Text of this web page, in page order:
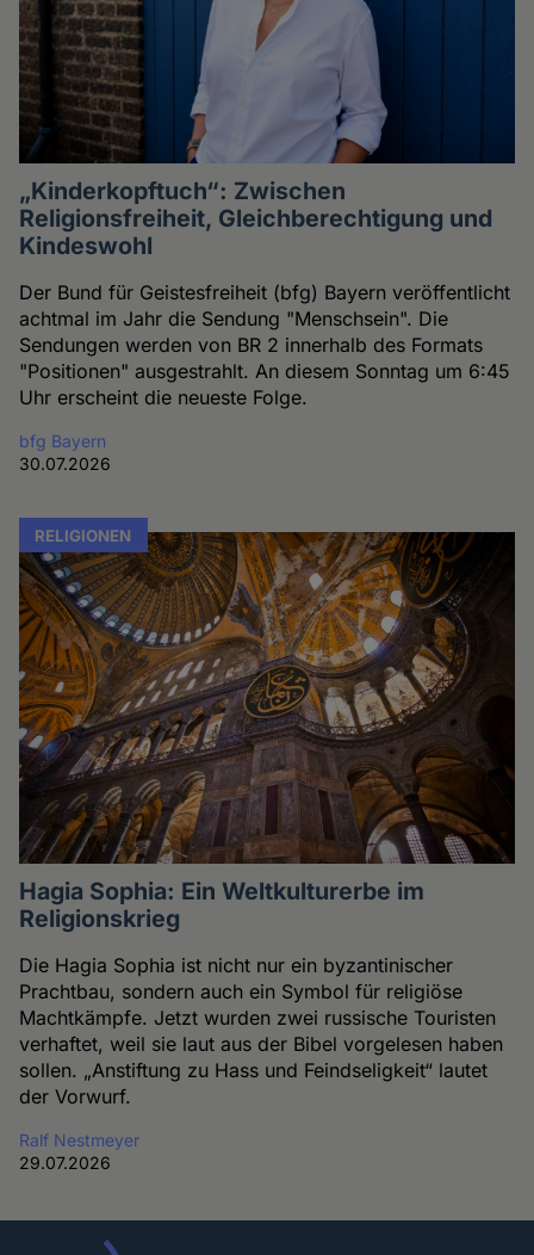
„Kinderkopftuch“: Zwischen
Religionsfreiheit, Gleichberechtigung und
Kindeswohl
Der Bund für Geistesfreiheit (bfg) Bayern veröffentlicht
achtmal im Jahr die Sendung "Menschsein". Die
Sendungen werden von BR 2 innerhalb des Formats
"Positionen" ausgestrahlt. An diesem Sonntag um 6:45
Uhr erscheint die neueste Folge.
bfg Bayern
30.07.2026
RELIGIONEN
Hagia Sophia: Ein Weltkulturerbe im
Religionskrieg
Die Hagia Sophia ist nicht nur ein byzantinischer
Prachtbau, sondern auch ein Symbol für religiöse
Machtkämpfe. Jetzt wurden zwei russische Touristen
verhaftet, weil sie laut aus der Bibel vorgelesen haben
sollen. „Anstiftung zu Hass und Feindseligkeit“ lautet
der Vorwurf.
Ralf Nestmeyer
29.07.2026